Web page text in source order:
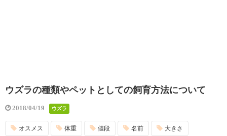
ウズラの種類やペットとしての飼育方法について
2018/04/19 ウズラ
オスメス 体重 値段 名前 大きさ